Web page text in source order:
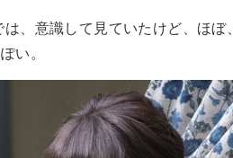
、意識して見ていたけど、ほぼ
い。